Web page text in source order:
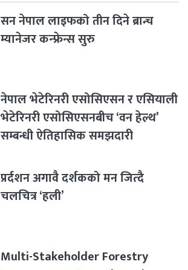
सन नेपाल लाइफको तीन दिने ब्रान्च
म्यानेजर कन्फ्रेन्स सुरु
नेपाल भेटेरिनरी एसोसिएसन र एसियाली
भेटेरिनरी एसोसिएसनबीच ‘वन हेल्थ’
सम्बन्धी ऐतिहासिक समझदारी
प्रर्दशन अगावै दर्शकको मन जित्दै
चलचित्र ‘हली’
Multi-Stakeholder Forestry